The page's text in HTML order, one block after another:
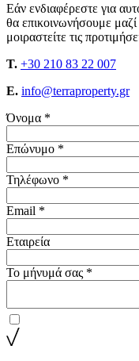
Εάν ενδιαφέρεστε για
θα επικοινωνήσουμε
μοιραστείτε τις
T. +30 210 83 22 007
E. info@terraproperty.gr
Όνομα *
Επώνυμο *
Τηλέφωνο *
Email *
Εταιρεία
Το μήνυμά σας *